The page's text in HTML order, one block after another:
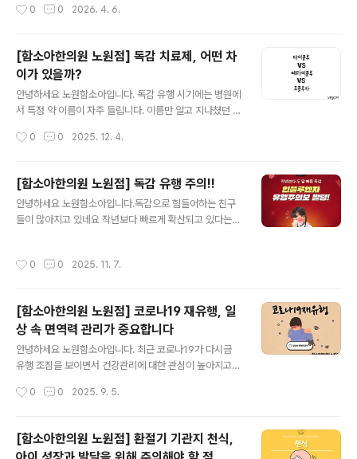
나타날까요? 초기에는 감기와 비슷하게-미열-몸살기운-
하의 원인이 되기도 해서 부모님들의 걱정이 참 많으실거
상 완화에 도움을 줄 수 있는 비염에 좋은 한약재와 이를 활
용한 비염차를 소개해드리도록 하겠습니다.비염완화를 돕
는 대표적인 한약재 3가지 [ 작두콩, 황기, 방풍 ]작두콩비
염하면 가장 먼저 떠오르는 것이 바로 작두콩이죠? 작두콩
에는 일반 콩보다 비타민 A와 C가 풍부하고, 특히 항염증
점막의 부종을 가라앉히는 데 효과적입니다. 황기아이들은
0 0 2026. 4. 6.
[함소아한의원 노원점] 독감 치료제, 어떤 차
이가 있을까?
안녕하세요 노원함소아입니다. 독감 유행 시기에는 병원에
서 특정 약 이름이 자주 들립니다. 이름만 알고 지나쳤던 약
많아, 오늘은 주요 항바이러스제의 특징에 대해 정리해보
료제 가운데 가장 친숙한 이름이 타미플루입니다. 성분명
은 오셀타미비르로, 바이러스가 인체 세포 밖으로 빠져나
갈 때 필요한 효소 작용에 영향을 주는 기전이 알려져있습
니다. - 복용 시기: 증상 시작 후 48시간 이내 권장 - 사용
에서 활용되고 있으며, 바이러스 확산 속도를 줄이는 데 기
0 0 2025. 12. 4.
[함소아한의원 노원점] 독감 유행 주의!!
안녕하세요 노원함소아입니다.독감으로 힘들어하는 친구
들이 많아지고 있네요 작년보다 빠르게 확산되고 있다는게
키며 겨울을 맞이하면 좋을 것 같습니다^^
0 0 2025. 11. 7.
[함소아한의원 노원점] 코로나19 재유행, 일
상 속 면역력 관리가 중요합니다
안녕하세요 노원함소아입니다. 최근 코로나19가 다시금
유행 조짐을 보이면서 건강관리에 대한 관심이 높아지고
나19 입원 환자수가 8주 연속 증가하며 여름철 확산세가
위험군의 경우 각별한 주의가 더 필요하다고 강조하고 있
습니다. 이처럼 코로나19는 언제든 재유행할 수 있기 때문
0 0 2025. 9. 5.
[함소아한의원 노원점] 환절기 기관지 천식,